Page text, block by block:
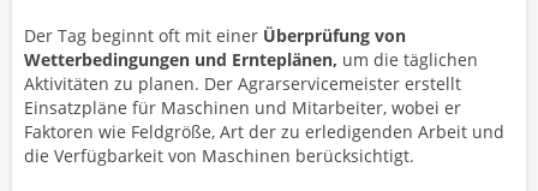
Der Tag beginnt oft mit einer Überprüfung von
Wetterbedingungen und Ernteplänen, um die täglichen
Aktivitäten zu planen. Der Agrarservicemeister erstellt
Einsatzpläne für Maschinen und Mitarbeiter, wobei er
Faktoren wie Feldgröße, Art der zu erledigenden Arbeit und
die Verfügbarkeit von Maschinen berücksichtigt.